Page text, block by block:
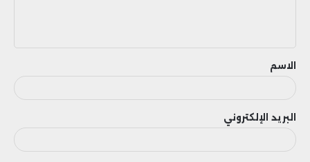
ق
الاسم
البريد الإلكتروني